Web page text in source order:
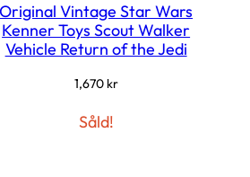
Original Vintage Star Wars
Kenner Toys Scout Walker
Vehicle Return of the Jedi
1,670 kr
Såld!